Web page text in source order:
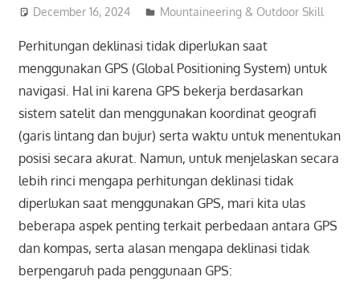
December 16, 2024 admin
Mountaineering & Outdoor Skill
Perhitungan deklinasi tidak diperlukan saat
menggunakan GPS (Global Positioning System) untuk
navigasi. Hal ini karena GPS bekerja berdasarkan
sistem satelit dan menggunakan koordinat geografi
(garis lintang dan bujur) serta waktu untuk menentukan
posisi secara akurat. Namun, untuk menjelaskan secara
lebih rinci mengapa perhitungan deklinasi tidak
diperlukan saat menggunakan GPS, mari kita ulas
beberapa aspek penting terkait perbedaan antara GPS
dan kompas, serta alasan mengapa deklinasi tidak
berpengaruh pada penggunaan GPS: